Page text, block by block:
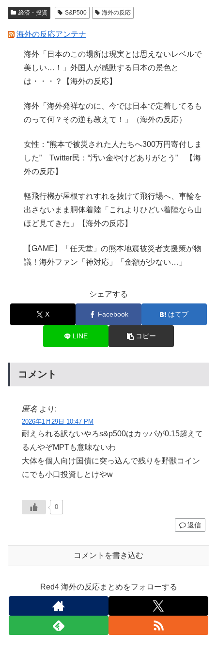
経済・投資 S&P500 海外の反応
海外の反応アンテナ
海外「日本のこの場所は現実とは思えないレベルで
美しい…！」外国人が感動する日本の景色と
は・・・？【海外の反応】
海外「海外発祥なのに、今では日本で定着してるも
のって何？その逆も教えて！」（海外の反応）
女性：“熊本で被災された人たちへ300万円寄付しま
した” Twitter民：“汚い金やけどありがとう” 【海
外の反応】
軽飛行機が屋根すれすれを抜けて飛行場へ、車輪を
出さないまま胴体着陸「これよりひどい着陸なら山
ほど見てきた」【海外の反応】
【GAME】「任天堂」の熊本地震被災者支援策が物
議！海外ファン「神対応」「金額が少ない…」
シェアする
X Facebook はてブ
LINE コピー
コメント
匿名 より:
2026年1月29日 10:47 PM
耐えられる訳ないやろs&p500はカッパが0.15超えて
るんやぞMPTも意味ないわ
大体を個人向け国債に突っ込んで残りを野獣コイン
にでも小口投資しとけやw
0
返信
コメントを書き込む
Red4 海外の反応まとめをフォローする